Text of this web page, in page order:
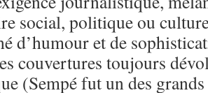
social, politique ou
d’humour et de
couvertures toujours
(Sempé fut un des